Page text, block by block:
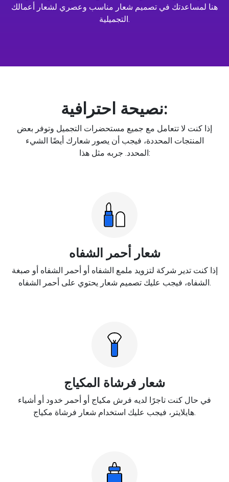
هنا لمساعدتك في تصميم شعار مناسب وعصري لشعار أعمالك
التجميلية.
نصيحة احترافية:
إذا كنت لا تتعامل مع جميع مستحضرات التجميل وتوفر بعض
المنتجات المحددة، فيجب أن يصور شعارك أيضًا الشيء
المحدد. جربه مثل هذا:
شعار أحمر الشفاه
إذا كنت تدير شركة لتزويد ملمع الشفاه أو أحمر الشفاه أو صبغة
الشفاه، فيجب عليك تصميم شعار يحتوي على أحمر الشفاه.
شعار فرشاة المكياج
في حال كنت تاجرًا لديه فرش مكياج أو أحمر خدود أو أشياء
هايلايتر، فيجب عليك استخدام شعار فرشاة مكياج.